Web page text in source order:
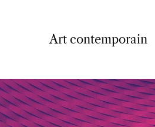
Art contemporain